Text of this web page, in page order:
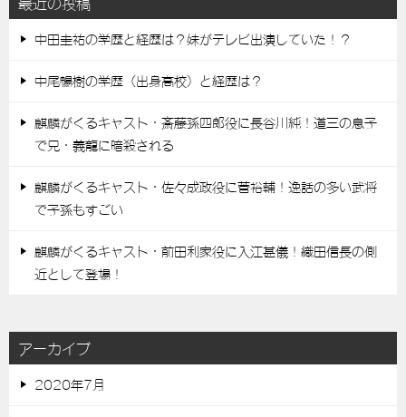
中田圭祐の学歴と経歴は？妹がテレビ出演していた！？
中尾暢樹の学歴（出身高校）と経歴は？
麒麟がくるキャスト・斎藤孫四郎役に長谷川純！道三の息子
で兄・義龍に暗殺される
麒麟がくるキャスト・佐々成政役に菅裕輔！逸話の多い武将
で子孫もすごい
麒麟がくるキャスト・前田利家役に入江甚儀！織田信長の側
近として登場！
アーカイブ
2020年7月